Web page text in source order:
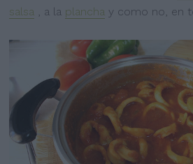
salsa , a la plancha y como no, en